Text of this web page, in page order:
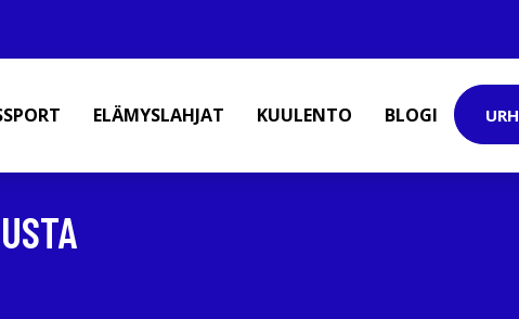
ELÄMYSLAHJAT KUULENTO BLOGI